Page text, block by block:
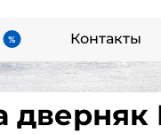
Контакты